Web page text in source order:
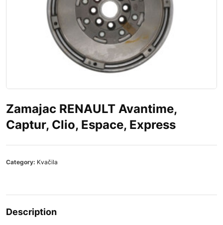
Zamajac RENAULT Avantime,
Captur, Clio, Espace, Express
Category: Kvačila
Description